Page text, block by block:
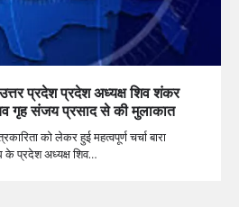
प्रदेश प्रदेश अध्यक्ष शिव शंकर
गृह संजय प्रसाद से की मुलाकात
को लेकर हुई महत्वपूर्ण चर्चा बारा
के प्रदेश अध्यक्ष शिव…